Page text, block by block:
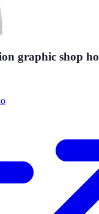
graphic shop